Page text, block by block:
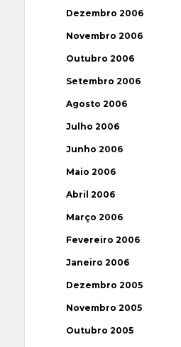
Dezembro 2006
Novembro 2006
Outubro 2006
Setembro 2006
Agosto 2006
Julho 2006
Junho 2006
Maio 2006
Abril 2006
Março 2006
Fevereiro 2006
Janeiro 2006
Dezembro 2005
Novembro 2005
Outubro 2005